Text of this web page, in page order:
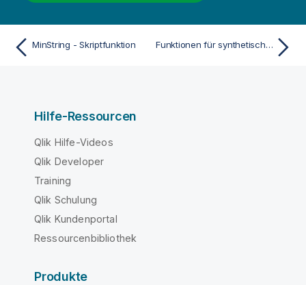
MinString - Skriptfunktion Funktionen für synthetische Dimensionen
Hilfe-Ressourcen
Qlik Hilfe-Videos
Qlik Developer
Training
Qlik Schulung
Qlik Kundenportal
Ressourcenbibliothek
Produkte